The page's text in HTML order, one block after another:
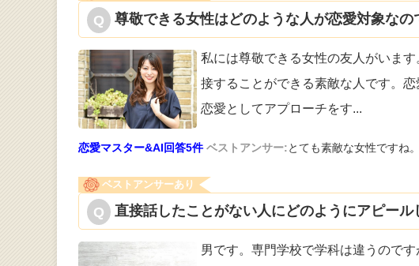
尊敬できる女性はどのような人が恋愛対象なの
私には尊敬できる女性の友人がいま
接することができる素敵な人です。
恋愛としてアプローチをす...
恋愛マスター&AI回答5件 ベストアンサー:とても素敵な女性ですね
ベストアンサーあり
直接話したことがない人にどのようにアピール
男です。専門学校で学科は違うので